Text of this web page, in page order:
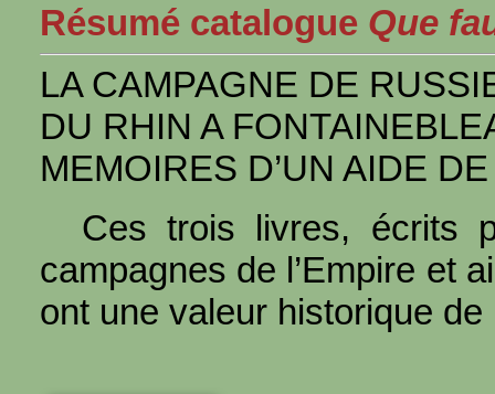
Résumé catalogue Que
LA CAMPAGNE DE
DU RHIN A
MEMOIRES D’UN AIDE
Ces trois livres, écrits
campagnes de l’Empire et
ont une valeur historique